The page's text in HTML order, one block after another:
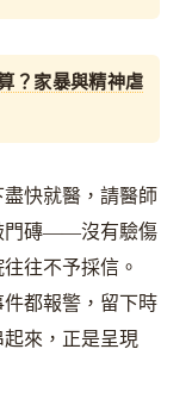
？家暴與精神虐
快就醫，請醫師
門磚——沒有驗傷
往不予採信。
件都報警，留下時
來，正是呈現